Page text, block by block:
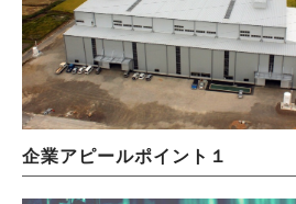
企業アピールポイント１